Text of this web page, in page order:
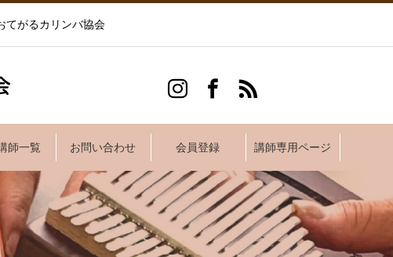
てがるカリンバ協会
師一覧 お問い合わせ 会員登録 講師専用ページ